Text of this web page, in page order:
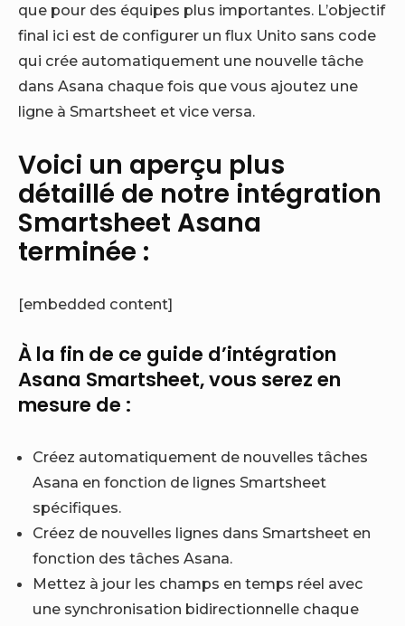
que pour des équipes plus importantes. L’objectif
final ici est de configurer un flux Unito sans code
qui crée automatiquement une nouvelle tâche
dans Asana chaque fois que vous ajoutez une
ligne à Smartsheet et vice versa.
Voici un aperçu plus
détaillé de notre intégration
Smartsheet Asana
terminée :
[embedded content]
À la fin de ce guide d’intégration
Asana Smartsheet, vous serez en
mesure de :
Créez automatiquement de nouvelles tâches
Asana en fonction de lignes Smartsheet
spécifiques.
Créez de nouvelles lignes dans Smartsheet en
fonction des tâches Asana.
Mettez à jour les champs en temps réel avec
une synchronisation bidirectionnelle chaque